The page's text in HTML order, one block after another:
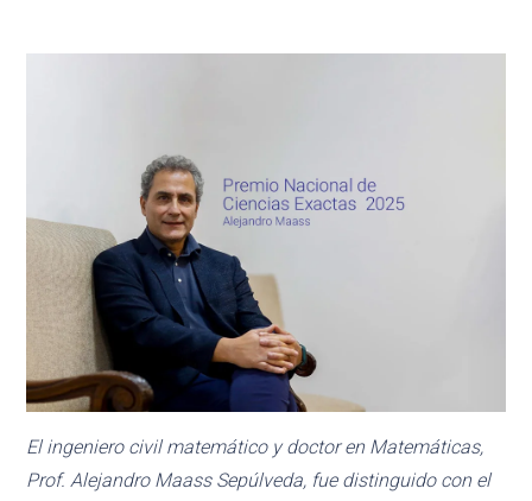
El ingeniero civil matemático y doctor en Matemáticas,
Prof. Alejandro Maass Sepúlveda, fue distinguido con el